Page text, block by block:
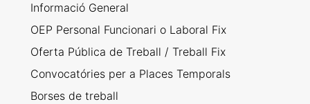
Informació General
OEP Personal Funcionari o Laboral Fix
Oferta Pública de Treball / Treball Fix
Convocatóries per a Places Temporals
Borses de treball